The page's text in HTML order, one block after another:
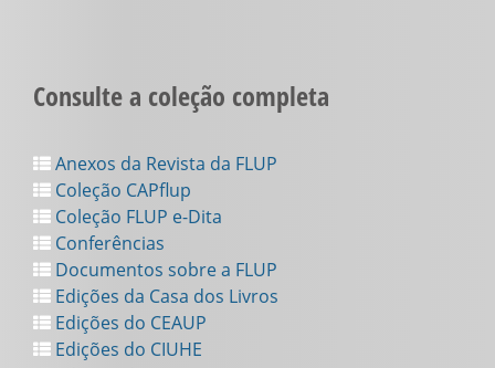
Consulte a coleção completa
Anexos da Revista da FLUP
Coleção CAPflup
Coleção FLUP e-Dita
Conferências
Documentos sobre a FLUP
Edições da Casa dos Livros
Edições do CEAUP
Edições do CIUHE